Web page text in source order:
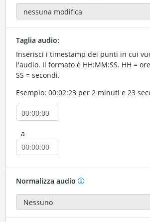
Taglia audio:
Inserisci i timestamp dei punti in cui
l'audio. Il formato è HH:MM:SS. HH =
SS = secondi.
Esempio: 00:02:23 per 2 minuti e 23
a
Normalizza audio